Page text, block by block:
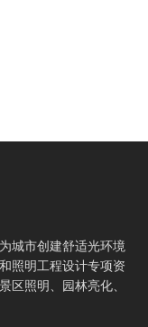
城市创建舒适光环境
照明工程设计专项资
区照明、园林亮化、